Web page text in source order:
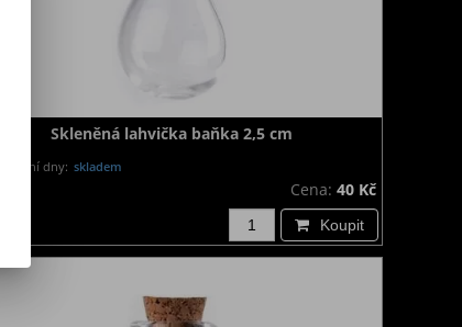
Skleněná lahvička baňka 2,5 cm
Dodání dny: skladem
Cena: 40 Kč
Koupit